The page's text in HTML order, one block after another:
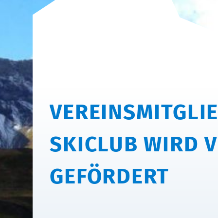
SKICLUB WIRD
GEFÖRDERT